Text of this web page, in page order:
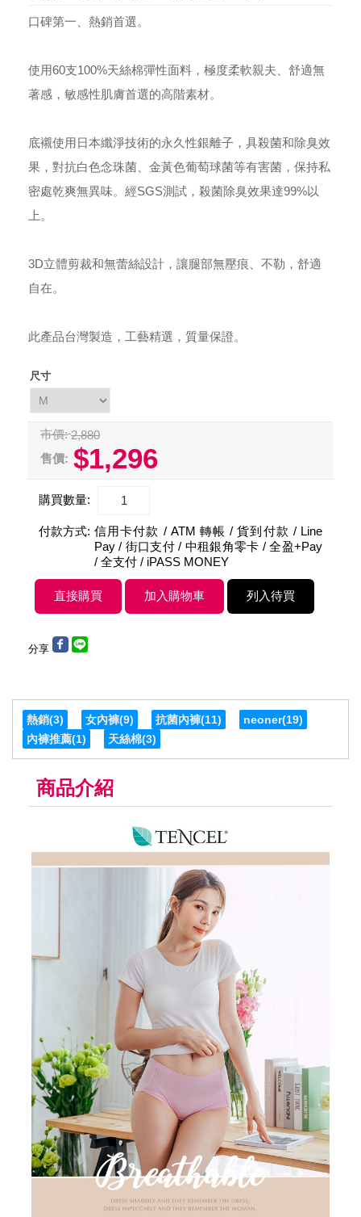
口碑第一、熱銷首選。
使用60支100%天絲棉彈性面料，極度柔軟親夫、舒適無
著感，敏感性肌膚首選的高階素材。
底襯使用日本纖淨技術的永久性銀離子，具殺菌和除臭效
果，對抗白色念珠菌、金黃色葡萄球菌等有害菌，保持私
密處乾爽無異味。經SGS測試，殺菌除臭效果達99%以
上。
3D立體剪裁和無蕾絲設計，讓腿部無壓痕、不勒，舒適
自在。
此產品台灣製造，工藝精選，質量保證。
尺寸
市價: 2,880
售價: $1,296
購買數量:
付款方式: 信用卡付款 / ATM 轉帳 / 貨到付款 / Line
Pay / 街口支付 / 中租銀角零卡 / 全盈+Pay
/ 全支付 / iPASS MONEY
分享
熱銷(3) 女內褲(9) 抗菌內褲(11) neoner(19)
內褲推薦(1) 天絲棉(3)
商品介紹